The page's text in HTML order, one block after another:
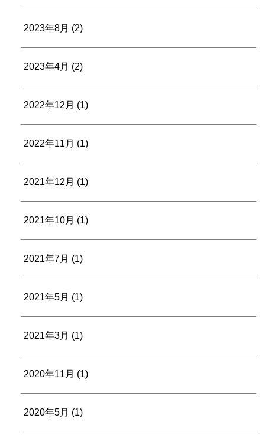
2023年8月 (2)
2023年4月 (2)
2022年12月 (1)
2022年11月 (1)
2021年12月 (1)
2021年10月 (1)
2021年7月 (1)
2021年5月 (1)
2021年3月 (1)
2020年11月 (1)
2020年5月 (1)